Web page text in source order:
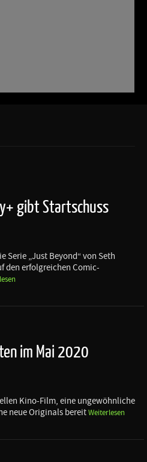
gibt Startschuss
Serie „Just Beyond“ von Seth
den erfolgreichen Comic-
im Mai 2020
Kino-Film, eine ungewöhnliche
neue Originals bereitWeiterlesen